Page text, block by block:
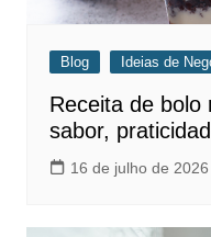
Blog Ideias de
Receita de bolo
sabor,
16 de julho de 2026